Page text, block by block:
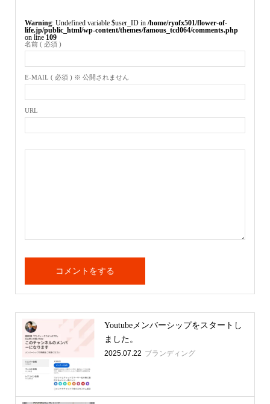
Warning : Undefined variable $user_ID in /home/ryofx501/flower-of-
life.jp/public_html/wp-content/themes/famous_tcd064/comments.php
on line 109
名前 ( 必須 )
E-MAIL ( 必須 ) ※ 公開されません
URL
Youtubeメンバーシップをスタートし
ました。
2025.07.22 ブランディング